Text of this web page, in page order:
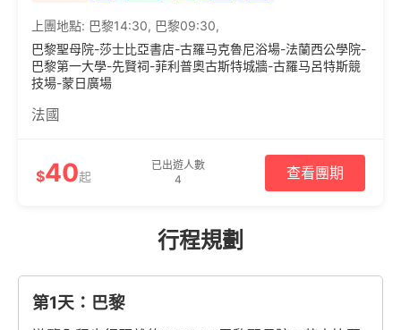
上團地點: 巴黎14:30, 巴黎09:30,
巴黎聖母院-莎士比亞書店-古羅⻢克魯尼浴場-法蘭西公學院-
巴黎第一大學-先賢祠-菲利普奧古斯特城牆-古羅⻢呂特斯競
技場-蒙日廣場
法國
$40起
已出遊人數
4
查看團期
行程規劃
第1天：巴黎